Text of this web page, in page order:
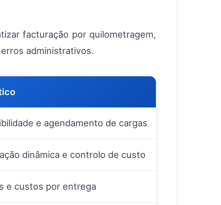
facturação por quilometragem,
administrativos.
e agendamento de cargas
dinâmica e controlo de custo
e custos por entrega